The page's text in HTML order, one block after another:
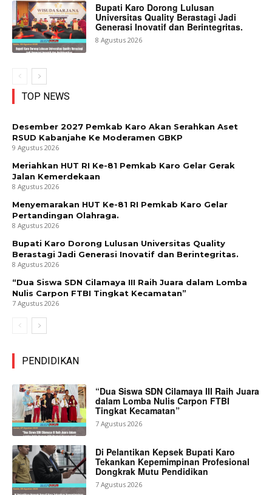
Bupati Karo Dorong Lulusan
Universitas Quality Berastagi Jadi
Generasi Inovatif dan Berintegritas.
8 Agustus 2026
TOP NEWS
Desember 2027 Pemkab Karo Akan Serahkan Aset
RSUD Kabanjahe Ke Moderamen GBKP
9 Agustus 2026
Meriahkan HUT RI Ke-81 Pemkab Karo Gelar Gerak
Jalan Kemerdekaan
8 Agustus 2026
Menyemarakan HUT Ke-81 RI Pemkab Karo Gelar
Pertandingan Olahraga.
8 Agustus 2026
Bupati Karo Dorong Lulusan Universitas Quality
Berastagi Jadi Generasi Inovatif dan Berintegritas.
8 Agustus 2026
“Dua Siswa SDN Cilamaya III Raih Juara dalam Lomba
Nulis Carpon FTBI Tingkat Kecamatan”
7 Agustus 2026
PENDIDIKAN
“Dua Siswa SDN Cilamaya III Raih Juara
dalam Lomba Nulis Carpon FTBI
Tingkat Kecamatan”
7 Agustus 2026
Di Pelantikan Kepsek Bupati Karo
Tekankan Kepemimpinan Profesional
Dongkrak Mutu Pendidikan
7 Agustus 2026